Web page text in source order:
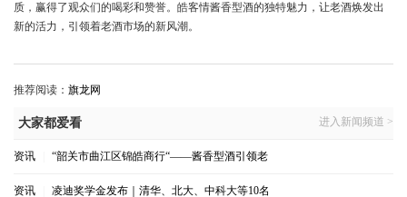
质，赢得了观众们的喝彩和赞誉。皓客情酱香型酒的独特魅力，让老酒焕发出
新的活力，引领着老酒市场的新风潮。
推荐阅读： 旗龙网
大家都爱看 进入新闻频道 >
资讯 “韶关市曲江区锦皓商行“——酱香型酒引领老
资讯 凌迪奖学金发布｜清华、北大、中科大等10名